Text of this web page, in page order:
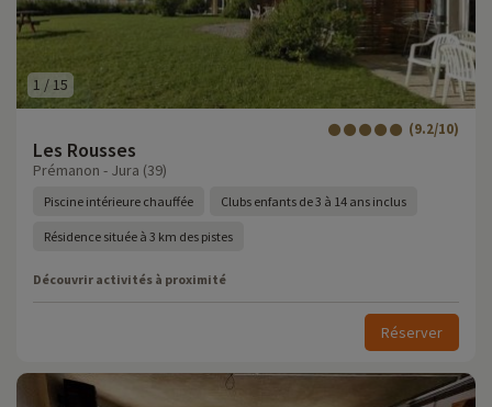
1 / 15
Les Rousses
(9.2/10)
Prémanon - Jura (39)
Piscine intérieure chauffée Clubs enfants de 3 à 14 ans inclus
Résidence située à 3 km des pistes
Découvrir activités à proximité
Réserver